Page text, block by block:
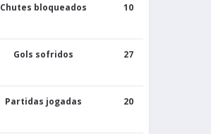
Chutes bloqueados 10
Gols sofridos 27
Partidas jogadas 20